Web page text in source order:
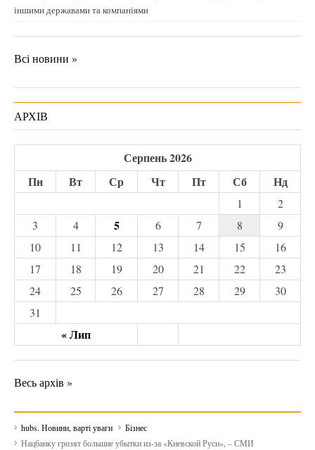
іншими державами та компаніями
Всі новини »
АРХІВ
Серпень 2026
Пн
Вт Ср Чт Пт Сб Нд
« Лип
1
2
3
4 5 6 7 8
9
10
11 12 13 14 15
16
17
18 19 20 21 22
23
24
25 26 27 28 29
30
31
Весь архів »
hubs. Новини, варті уваги
Бізнес
Нацбанку грозят большие убытки из-за «Киевской Руси», – СМИ